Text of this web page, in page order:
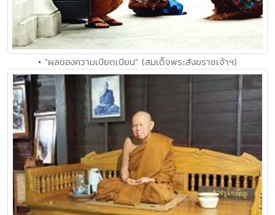
• "ผลของความเบียดเบียน" (สมเด็จพระสังฆราชเจ้าฯ)